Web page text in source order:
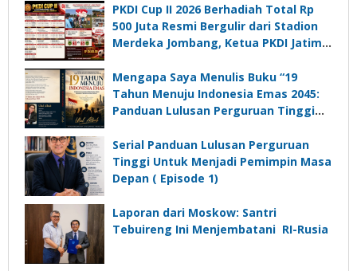
PKDI Cup II 2026 Berhadiah Total Rp
500 Juta Resmi Bergulir dari Stadion
Merdeka Jombang, Ketua PKDI Jatim:
Komunikasi Kades untuk Memajukan
Desa
Mengapa Saya Menulis Buku “19
Tahun Menuju Indonesia Emas 2045:
Panduan Lulusan Perguruan Tinggi
Depan”?
Serial Panduan Lulusan Perguruan
Tinggi Untuk Menjadi Pemimpin Masa
Depan ( Episode 1)
Laporan dari Moskow: Santri
Tebuireng Ini Menjembatani RI-Rusia